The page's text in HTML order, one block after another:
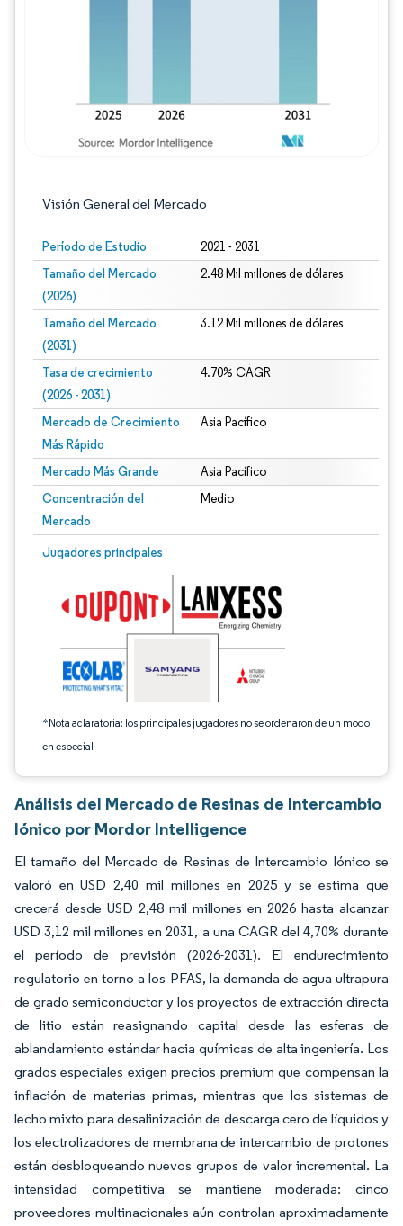
Visión General del Mercado
Período de Estudio 2021 - 2031
Tamaño del Mercado
(2026)
2.48 Mil millones de dólares
Tamaño del Mercado
(2031)
3.12 Mil millones de dólares
Tasa de crecimiento
(2026 - 2031)
4.70% CAGR
Mercado de Crecimiento
Más Rápido
Asia Pacífico
Mercado Más Grande Asia Pacífico
Concentración del
Mercado
Medio
Jugadores principales
*Nota aclaratoria: los principales jugadores no se ordenaron de un modo
en especial
Imagen © Mordor Intelligence. El uso requiere atribución según CC BY 4.0.
Análisis del Mercado de Resinas de Intercambio
Iónico por Mordor Intelligence
El tamaño del Mercado de Resinas de Intercambio Iónico se
valoró en USD 2,40 mil millones en 2025 y se estima que
crecerá desde USD 2,48 mil millones en 2026 hasta alcanzar
USD 3,12 mil millones en 2031, a una CAGR del 4,70% durante
el período de previsión (2026-2031). El endurecimiento
regulatorio en torno a los PFAS, la demanda de agua ultrapura
de grado semiconductor y los proyectos de extracción directa
de litio están reasignando capital desde las esferas de
ablandamiento estándar hacia químicas de alta ingeniería. Los
grados especiales exigen precios premium que compensan la
inflación de materias primas, mientras que los sistemas de
lecho mixto para desalinización de descarga cero de líquidos y
los electrolizadores de membrana de intercambio de protones
están desbloqueando nuevos grupos de valor incremental. La
intensidad competitiva se mantiene moderada: cinco
proveedores multinacionales aún controlan aproximadamente